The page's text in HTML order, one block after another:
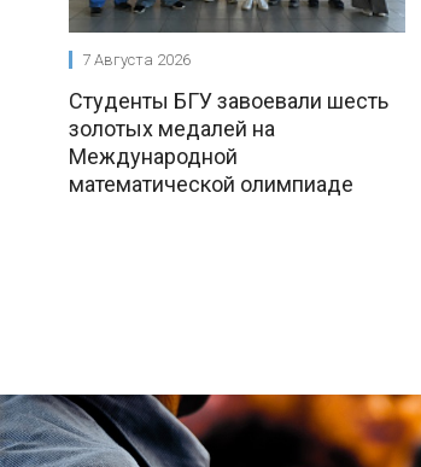
7 Августа 2026
Студенты БГУ завоевали шесть
золотых медалей на
Международной
математической олимпиаде